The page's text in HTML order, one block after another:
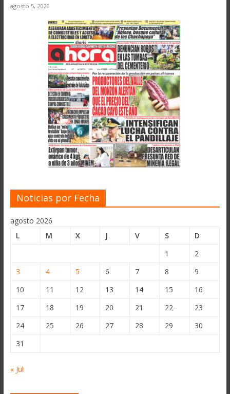
agosto 5, 2026
Noticias por Fecha
agosto 2026
L
M X J V S
D
1
2
3
4 5 6 7 8
9
10
11 12 13 14 15
16
17
18 19 20 21 22
23
24
25 26 27 28 29
30
31
« Jul